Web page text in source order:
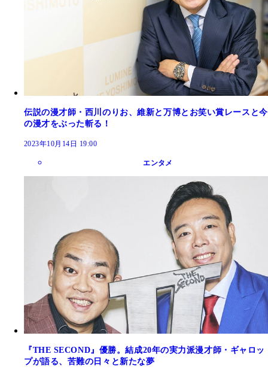
伝説の漫才師・西川のりお、維新と万博とお笑い賞レースと今
の漫才をぶった斬る！
2023年10月14日 19:00
エンタメ
『THE SECOND』優勝。結成20年の実力派漫才師・ギャロッ
プが語る、苦難の日々と新たな夢